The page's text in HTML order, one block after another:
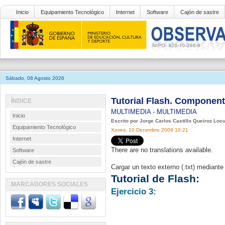
Inicio Equipamiento Tecnológico Internet Software Cajón de sastre
Sábado, 08 Agosto 2026
Tutorial Flash.
MULTIMEDIA - MULTIMEDIA
Escrito por Jorge Carlos Castillo Queiroz
Xoves, 10 Decembro 2009 10:21
There are no translations available.
Cargar un texto externo (.txt)
Tutorial de Flash:
Ejercicio 3:
ÍNDICE
Inicio
Equipamiento Tecnológico
Internet
Software
Cajón de sastre
MARCADORES SOCIALES